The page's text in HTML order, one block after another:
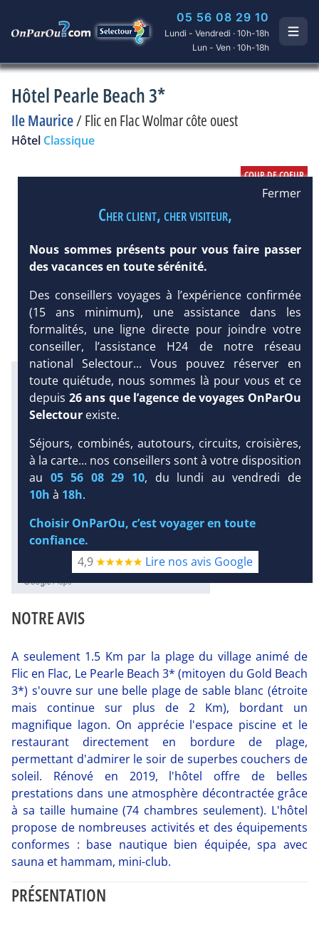
05 56 08 29 10
Lundi - Vendredi · 10h-18h
Lun - Ven · 10h-18h
Hôtel Pearle Beach 3*
Ile Maurice/Flic en Flac Wolmar côte ouest
Hôtel Classique
DEMANDE
D’INFORMATIONS
Infos météo :
23 °C
36 mm
23 °C
Infos plages :
Dist.Distance:
< 100 m
Longueur:
2 km
Équipement :
74
Tx Tx
Infos golfs :
dont le plus proche à 4 km de
l'hôtel
Diaporama
NOTRE AVIS
A seulement 1.5 Km par la plage du village animé de
Flic en Flac, Le Pearle Beach 3* (mitoyen du Gold Beach
3*) s'ouvre sur une belle plage de sable blanc (étroite
mais continue sur plus de 2 Km), bordant un
magnifique lagon. On apprécie l'espace piscine et le
restaurant directement en bordure de plage,
permettant d'admirer le soir de superbes couchers de
soleil. Rénové en 2019, l'hôtel offre de belles
prestations dans une atmosphère décontractée grâce
à sa taille humaine (74 chambres seulement). L'hôtel
propose de nombreuses activités et des équipements
conformes : base nautique bien équipée, spa avec
sauna et hammam, mini-club.
PRÉSENTATION
Fermer
Cher client, cher visiteur,
Nous sommes présents pour vous faire passer
des vacances en toute sérénité.
Des conseillers voyages à l’expérience confirmée
(15 ans minimum), une assistance dans les
formalités, une ligne directe pour joindre votre
conseiller, l’assistance H24 de notre réseau
national Selectour... Vous pouvez réserver en
toute quiétude, nous sommes là pour vous et ce
depuis 26 ans que l’agence de voyages OnParOu
Selectour existe.
Séjours, combinés, autotours, circuits, croisières,
à la carte... nos conseillers sont à votre disposition
au 05 56 08 29 10, du lundi au vendredi de
10h à 18h.
Choisir OnParOu, c’est voyager en toute
confiance.
4,9
Lire nos avis Google